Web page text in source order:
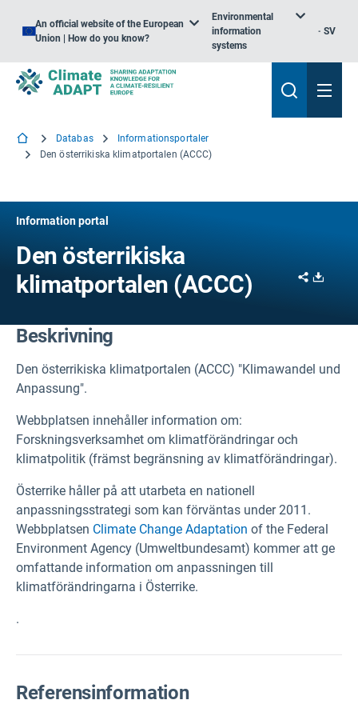
An official website of the European
Union | How do you know?
Environmental
information
systems
SV
Databas
Informationsportaler
Den österrikiska klimatportalen (ACCC)
Information portal
Den österrikiska
klimatportalen (ACCC)
Share
Beskrivning
Den österrikiska klimatportalen (ACCC) "Klimawandel und
Anpassung".
Webbplatsen innehåller information om:
Forskningsverksamhet om klimatförändringar och
klimatpolitik (främst begränsning av klimatförändringar).
Österrike håller på att utarbeta en nationell
anpassningsstrategi som kan förväntas under 2011.
Webbplatsen Climate Change Adaptation of the Federal
Environment Agency (Umweltbundesamt) kommer att ge
omfattande information om anpassningen till
klimatförändringarna i Österrike.
.
Referensinformation